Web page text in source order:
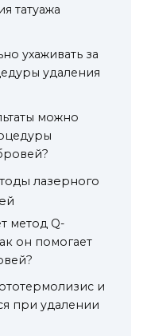
татуажа
ухаживать за
удаления
можно
лазерного
метод Q-
он помогает
и
при удалении